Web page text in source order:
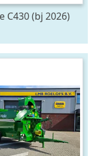
C430 (bj 2026)